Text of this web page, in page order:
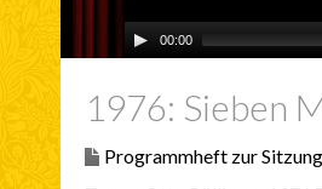
00:00
1976: Sieben
Programmheft zur Sitzung